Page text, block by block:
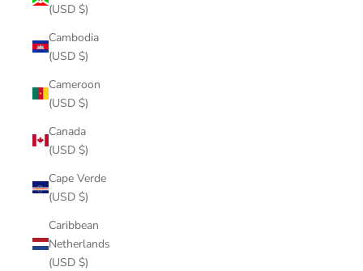
(USD $)
Cambodia
(USD $)
Cameroon
(USD $)
Canada
(USD $)
Cape Verde
(USD $)
Caribbean
Netherlands
(USD $)